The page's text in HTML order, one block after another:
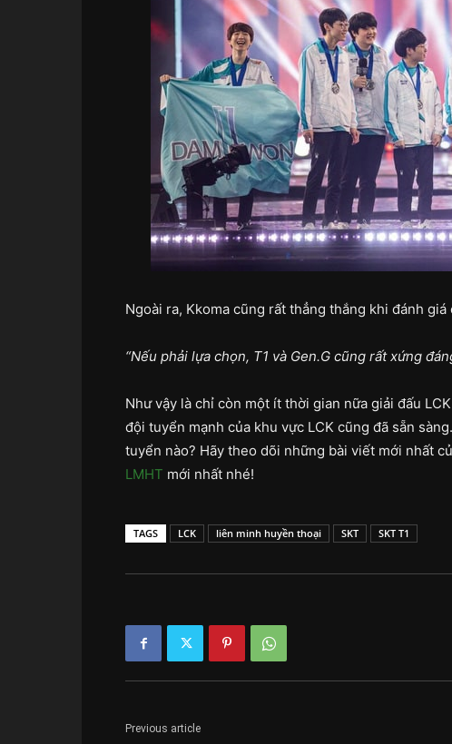
Ngoài ra, Kkoma cũng rất thẳng thắng khi đánh
“Nếu phải lựa chọn, T1 và Gen.G cũng rất xứng
Như vậy là chỉ còn một ít thời gian nữa giải đấu
đội tuyển mạnh của khu vực LCK cũng đã sẵn
tuyển nào? Hãy theo dõi những bài viết mới nhất
LMHT mới nhất nhé!
TAGS LCK liên minh huyền thoại SKT SKT T1
Previous article